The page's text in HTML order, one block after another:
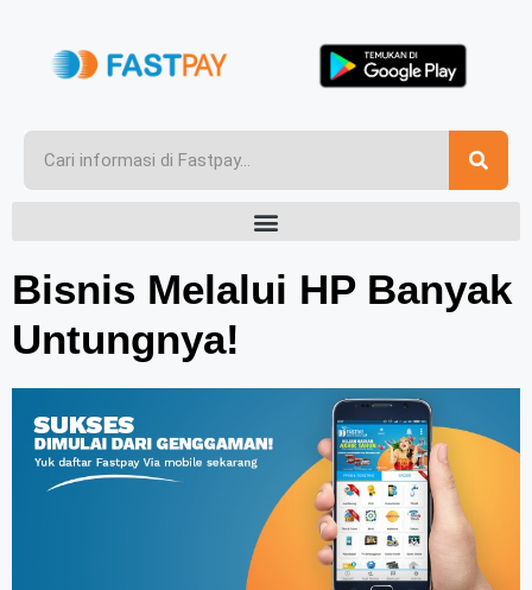
Bisnis Melalui HP Banyak
Untungnya!